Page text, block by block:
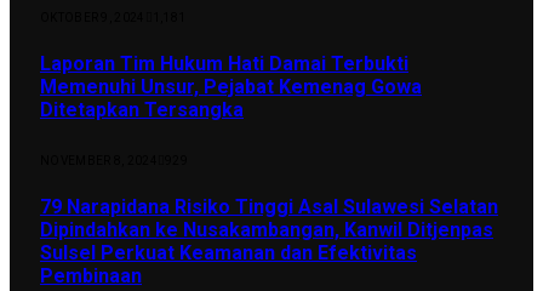
Laporan Tim Hukum Hati Damai Terbukti
Memenuhi Unsur, Pejabat Kemenag Gowa
Ditetapkan Tersangka
79 Narapidana Risiko Tinggi Asal Sulawesi Selatan
Dipindahkan ke Nusakambangan, Kanwil Ditjenpas
Sulsel Perkuat Keamanan dan Efektivitas
Pembinaan